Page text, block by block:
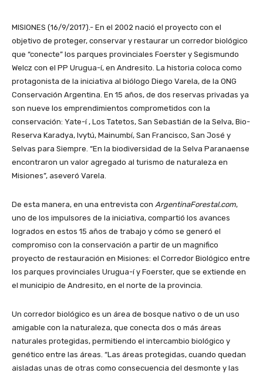
MISIONES (16/9/2017).- En el 2002 nació el proyecto con el
objetivo de proteger, conservar y restaurar un corredor biológico
que “conecte” los parques provinciales Foerster y Segismundo
Welcz con el PP Urugua-í, en Andresito. La historia coloca como
protagonista de la iniciativa al biólogo Diego Varela, de la ONG
Conservación Argentina. En 15 años, de dos reservas privadas ya
son nueve los emprendimientos comprometidos con la
conservación: Yate-í , Los Tatetos, San Sebastián de la Selva, Bio-
Reserva Karadya, Ivytú, Mainumbí, San Francisco, San José y
Selvas para Siempre. “En la biodiversidad de la Selva Paranaense
encontraron un valor agregado al turismo de naturaleza en
Misiones”, aseveró Varela.
De esta manera, en una entrevista con ArgentinaForestal.com,
uno de los impulsores de la iniciativa, compartió los avances
logrados en estos 15 años de trabajo y cómo se generó el
compromiso con la conservación a partir de un magnifico
proyecto de restauración en Misiones: el Corredor Biológico entre
los parques provinciales Urugua-í y Foerster, que se extiende en
el municipio de Andresito, en el norte de la provincia.
Un corredor biológico es un área de bosque nativo o de un uso
amigable con la naturaleza, que conecta dos o más áreas
naturales protegidas, permitiendo el intercambio biológico y
genético entre las áreas. “Las áreas protegidas, cuando quedan
aisladas unas de otras como consecuencia del desmonte y las